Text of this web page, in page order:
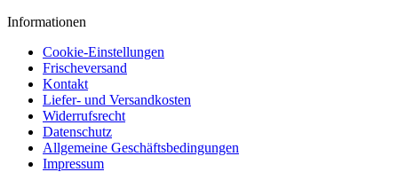
Informationen
Cookie-Einstellungen
Frischeversand
Kontakt
Liefer- und Versandkosten
Widerrufsrecht
Datenschutz
Allgemeine Geschäftsbedingungen
Impressum